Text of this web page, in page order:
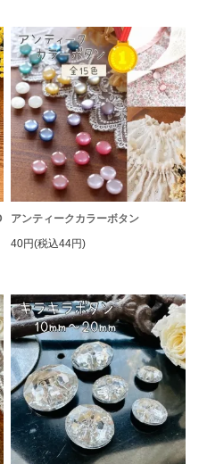
アンティークカラーボタン
40円(税込44円)